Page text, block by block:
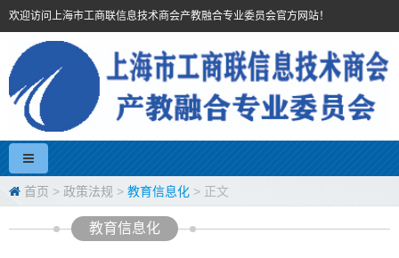
欢迎访问上海市工商联信息技术商会产教融合专业委员会官方网站！
首页 > 政策法规 > 教育信息化 > 正文
教育信息化